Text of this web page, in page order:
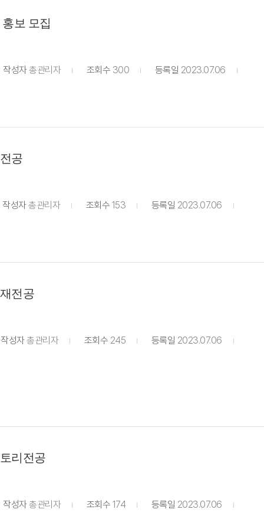
보 모집
작성자총관리자 조회수 300 등록일 2023.07.06
공
작성자총관리자 조회수 153 등록일 2023.07.06
전공
작성자총관리자 조회수 245 등록일 2023.07.06
리전공
작성자총관리자 조회수 174 등록일 2023.07.06